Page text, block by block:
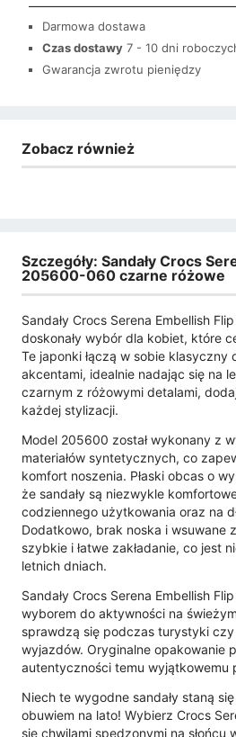
Darmowa dostawa
Czas dostawy 7 - 10 dni
Gwarancja zwrotu pieniędzy
Zobacz również
Szczegóły: Sandały Crocs
205600-060 czarne różowe
Sandały Crocs Serena Embellish
doskonały wybór dla kobiet, które
Te japonki łączą w sobie klasyczny
akcentami, idealnie nadając się na
czarnym z różowymi detalami,
każdej stylizacji.
Model 205600 został wykonany z
materiałów syntetycznych, co
komfort noszenia. Płaski obcas o
że sandały są niezwykle
codziennego użytkowania oraz na
Dodatkowo, brak noska i wsuwane
szybkie i łatwe zakładanie, co jest
letnich dniach.
Sandały Crocs Serena Embellish
wyborem do aktywności na
sprawdzą się podczas turystyki
wyjazdów. Oryginalne opakowanie
autentyczności temu wyjątkowemu
Niech te wygodne sandały staną
obuwiem na lato! Wybierz Crocs
się chwilami spędzonymi na słońcu